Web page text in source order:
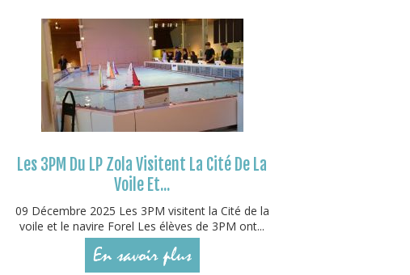
Les 3PM Du LP Zola Visitent La Cité De La
Voile Et...
09 Décembre 2025 Les 3PM visitent la Cité de la
voile et le navire Forel Les élèves de 3PM ont...
En savoir plus